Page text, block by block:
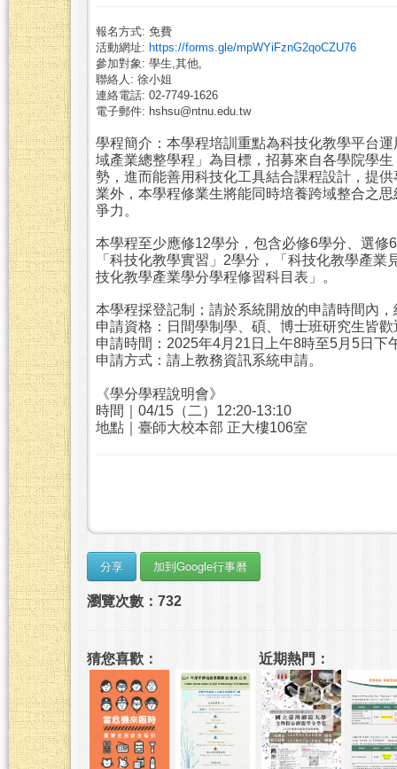
報名方式: 免費
活動網址: https://forms.gle/mpWYiFznG2qoCZU76
參加對象: 學生,其他,
聯絡人: 徐小姐
連絡電話: 02-7749-1626
電子郵件: hshsu@ntnu.edu.tw
學程簡介：本學程培訓重點為科技化教學平台
域產業總整學程」為目標，招募來自各學院學
勢，進而能善用科技化工具結合課程設計，提
業外，本學程修業生將能同時培養跨域整合之
爭力。
本學程至少應修12學分，包含必修6學分、選
「科技化教學實習」2學分，「科技化教學產
技化教學產業學分學程修習科目表」。
本學程採登記制；請於系統開放的申請時間內
申請資格：日間學制學、碩、博士班研究生皆
申請時間：2025年4月21日上午8時至5月5日下
申請方式：請上教務資訊系統申請。
《學分學程說明會》
時間｜04/15（二）12:20-13:10
地點｜臺師大校本部 正大樓106室
瀏覽次數：732
猜您喜歡： 近期熱門：